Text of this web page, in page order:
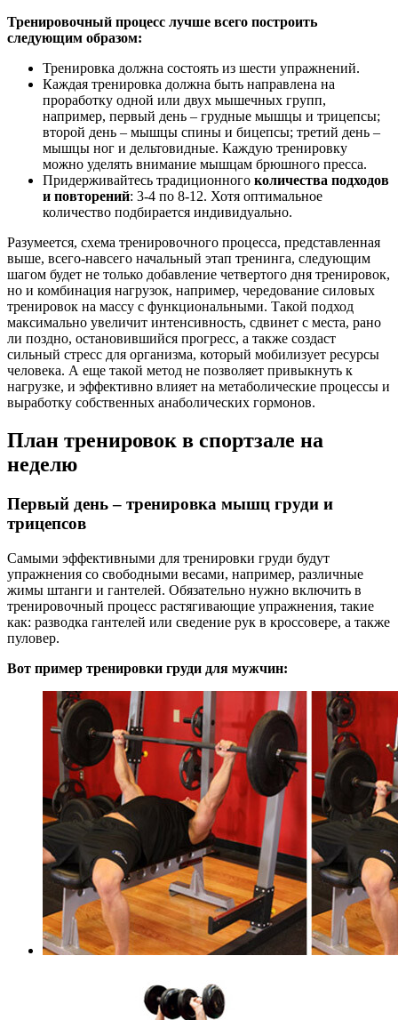
Тренировочный процесс лучше всего построить
следующим образом:
Тренировка должна состоять из шести упражнений.
Каждая тренировка должна быть направлена на
проработку одной или двух мышечных групп,
например, первый день – грудные мышцы и трицепсы;
второй день – мышцы спины и бицепсы; третий день –
мышцы ног и дельтовидные. Каждую тренировку
можно уделять внимание мышцам брюшного пресса.
Придерживайтесь традиционного количества подходов
и повторений: 3-4 по 8-12. Хотя оптимальное
количество подбирается индивидуально.
Разумеется, схема тренировочного процесса, представленная
выше, всего-навсего начальный этап тренинга, следующим
шагом будет не только добавление четвертого дня тренировок,
но и комбинация нагрузок, например, чередование силовых
тренировок на массу с функциональными. Такой подход
максимально увеличит интенсивность, сдвинет с места, рано
ли поздно, остановившийся прогресс, а также создаст
сильный стресс для организма, который мобилизует ресурсы
человека. А еще такой метод не позволяет привыкнуть к
нагрузке, и эффективно влияет на метаболические процессы и
выработку собственных анаболических гормонов.
План тренировок в спортзале на
неделю
Первый день – тренировка мышц груди и
трицепсов
Самыми эффективными для тренировки груди будут
упражнения со свободными весами, например, различные
жимы штанги и гантелей. Обязательно нужно включить в
тренировочный процесс растягивающие упражнения, такие
как: разводка гантелей или сведение рук в кроссовере, а также
пуловер.
Вот пример тренировки груди для мужчин: